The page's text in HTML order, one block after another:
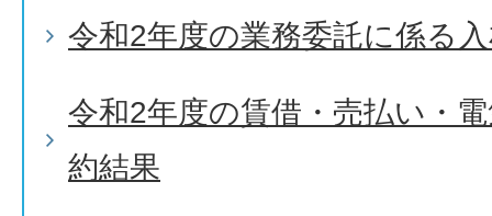
令和2年度の業務委託に係る
令和2年度の賃借・売払い・
約結果